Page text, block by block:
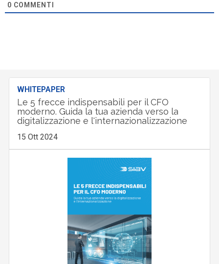
0 COMMENTI
WHITEPAPER
Le 5 frecce indispensabili per il CFO
moderno. Guida la tua azienda verso la
digitalizzazione e l'internazionalizzazione
15 Ott 2024